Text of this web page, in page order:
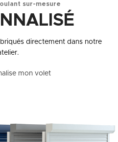
sur-mesure
directement dans notre
mon volet